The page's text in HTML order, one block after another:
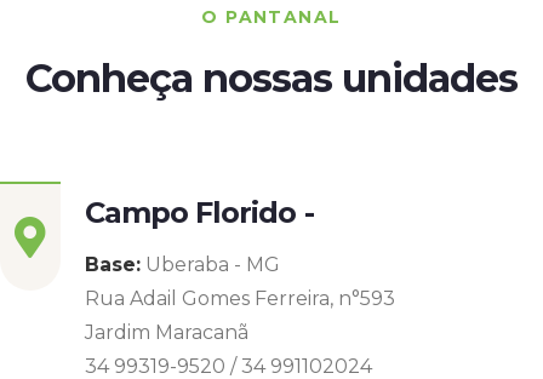
O PANTANAL
Conheça nossas unidades
Campo Florido -
Base: Uberaba - MG
Rua Adail Gomes Ferreira, n°593
Jardim Maracanã
34 99319-9520 / 34 991102024